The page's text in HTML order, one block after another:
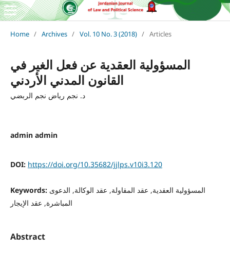
Home / Archives / Vol. 10 No. 3 (2018) / Articles
المسؤولية العقدية عن فعل الغير في
القانون المدني الأردني
د. نجم رياض نجم الربضي
admin admin
DOI: https://doi.org/10.35682/jjlps.v10i3.120
Keywords: المسؤولية العقدية, عقد المقاولة, عقد الوكالة, الدعوى
المباشرة, عقد الإيجار
Abstract